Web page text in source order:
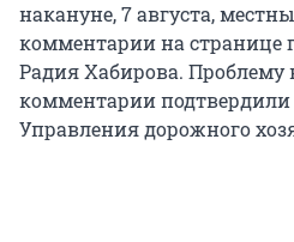
накануне, 7 августа,
комментарии на странице
Радия Хабирова. Проблему
комментарии подтвердили
Управления дорожного